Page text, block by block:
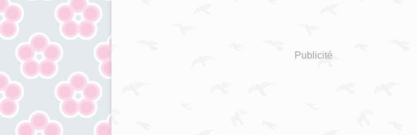
Publicité